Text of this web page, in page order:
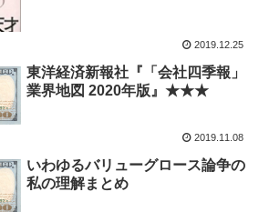
2019.12.25
東洋経済新報社『「会社四季報」
業界地図 2020年版』★★★
2019.11.08
いわゆるバリューグロース論争の
私の理解まとめ